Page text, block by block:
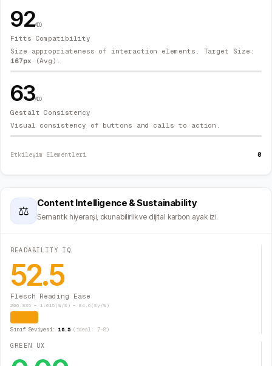
92/100
Fitts Compatibility
Size appropriateness of interaction elements. Target Size:
167px (Avg).
63/100
Gestalt Consistency
Visual consistency of buttons and calls to action.
Etkileşim Elementleri 0
⚖
Content Intelligence & Sustainability
Semantik hiyerarşi, okunabilirlik ve dijital karbon ayak izi.
READABILITY IQ
52.5
Flesch Reading Ease
206.835 − 1.015(W/S) − 84.6(Sy/W)
Sınıf Seviyesi: 16.5(ideal: 7–8)
GREEN UX